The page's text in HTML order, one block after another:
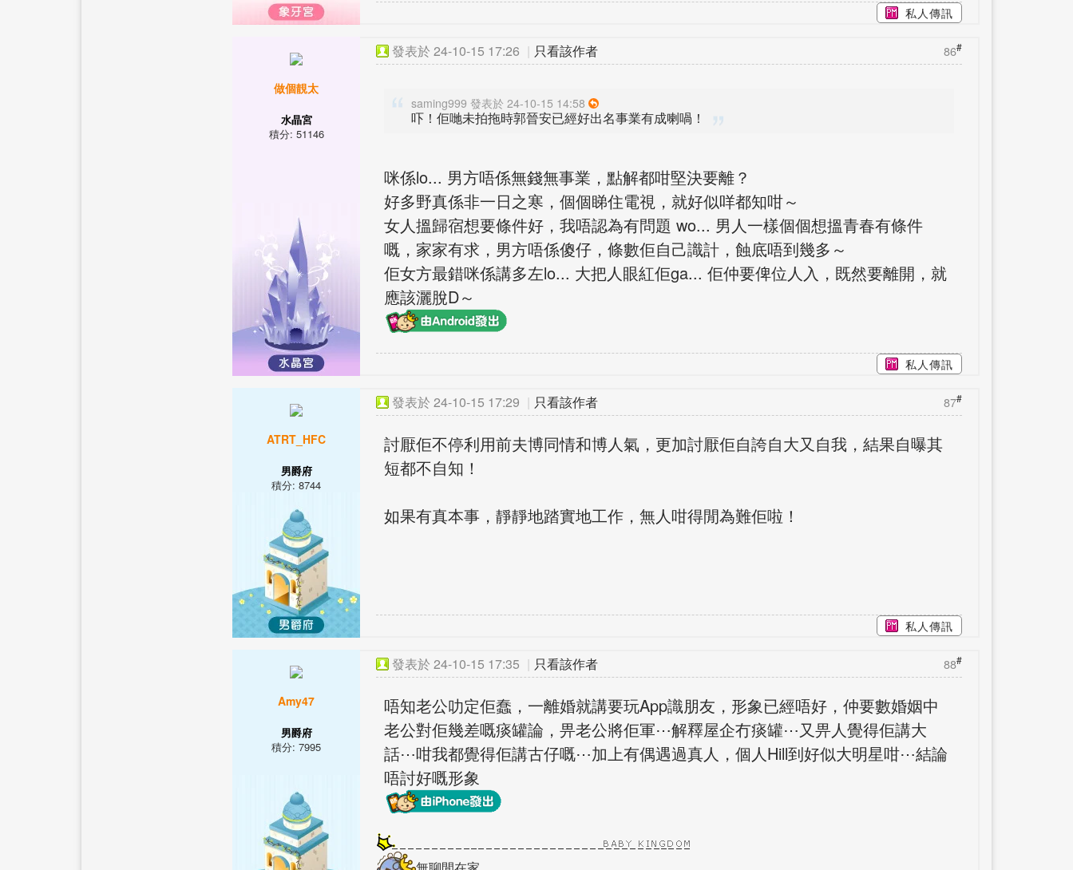
私人傳訊
做個靚太
水晶宮
積分: 51146
86#
發表於 24-10-15 17:26 | 只看該作者
saming999 發表於 24-10-15 14:58
吓！佢哋未拍拖時郭晉安已經好出名事業有成喇喎！
咪係lo... 男方唔係無錢無事業，點解都咁堅決要離？
好多野真係非一日之寒，個個睇住電視，就好似咩都知咁～
女人搵歸宿想要條件好，我唔認為有問題 wo... 男人一樣個個想搵青春有條件
嘅，家家有求，男方唔係傻仔，條數佢自己識計，蝕底唔到幾多～
佢女方最錯咪係講多左lo... 大把人眼紅佢ga... 佢仲要俾位人入，既然要離開，就
應該灑脫D～
私人傳訊
ATRT_HFC
男爵府
積分: 8744
87#
發表於 24-10-15 17:29 | 只看該作者
討厭佢不停利用前夫博同情和博人氣，更加討厭佢自誇自大又自我，結果自曝其
短都不自知！
如果有真本事，靜靜地踏實地工作，無人咁得閒為難佢啦！
私人傳訊
Amy47
男爵府
積分: 7995
88#
發表於 24-10-15 17:35 | 只看該作者
唔知老公叻定佢蠢，一離婚就講要玩App識朋友，形象已經唔好，仲要數婚姻中
老公對佢幾差嘅痰罐論，畀老公將佢軍⋯解釋屋企冇痰罐⋯又畀人覺得佢講大
話⋯咁我都覺得佢講古仔嘅⋯加上有偶遇過真人，個人Hill到好似大明星咁⋯結論
唔討好嘅形象